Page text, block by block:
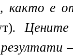
както е
. Цените